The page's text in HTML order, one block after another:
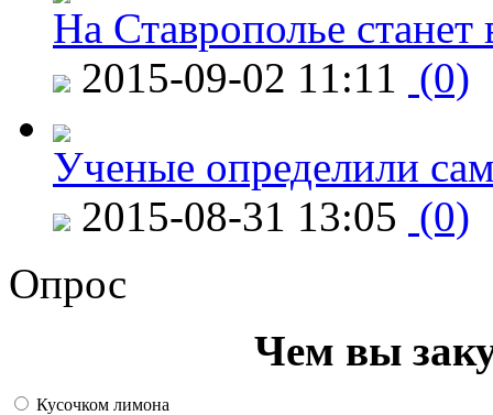
На Ставрополье
2015-09-02 11:11 (0)
Ученые определили
2015-08-31 13:05 (0)
Опрос
Чем вы
Кусочком лимона